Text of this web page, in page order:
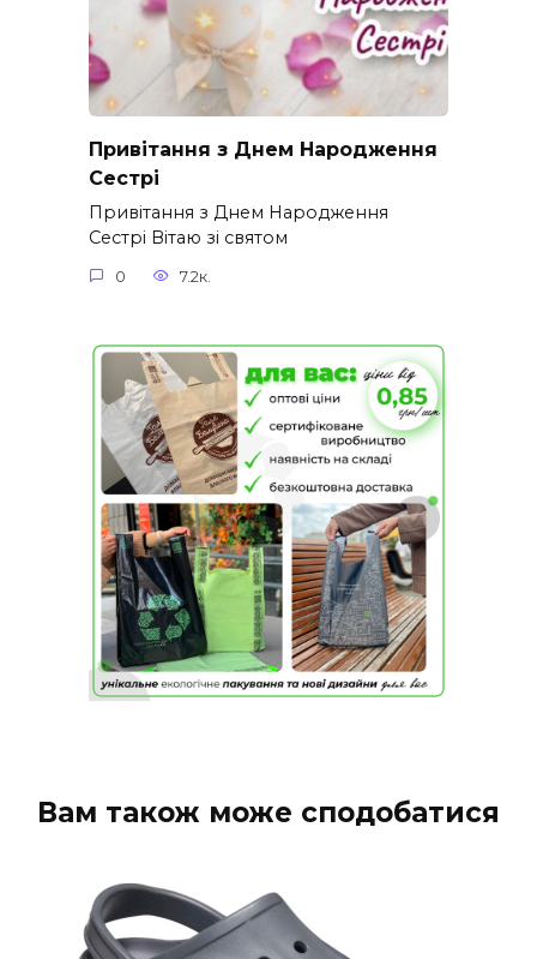
Привітання з Днем Народження
Сестрі
Привітання з Днем Народження
Сестрі Вітаю зі святом
0 7.2к.
Вам також може сподобатися